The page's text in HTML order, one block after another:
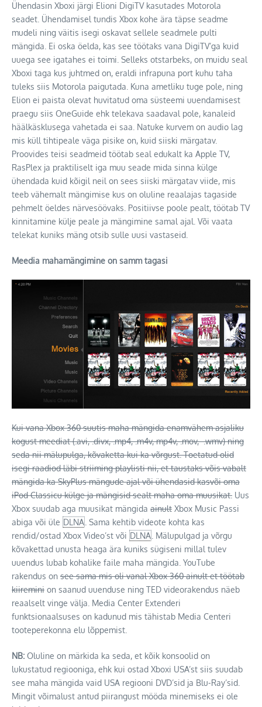
Ühendasin Xboxi järgi Elioni DigiTV kasutades Motorola
seadet. Ühendamisel tundis Xbox kohe ära täpse seadme
mudeli ning väitis isegi oskavat sellele seadmele pulti
mängida. Ei oska öelda, kas see töötaks vana DigiTV’ga kuid
uuega see igatahes ei toimi. Selleks otstarbeks, on muidu seal
Xboxi taga kus juhtmed on, eraldi infrapuna port kuhu taha
tuleks siis Motorola paigutada. Kuna ametliku tuge pole, ning
Elion ei paista olevat huvitatud oma süsteemi uuendamisest
praegu siis OneGuide ehk telekava saadaval pole, kanaleid
häälkäsklusega vahetada ei saa. Natuke kurvem on audio lag
mis küll tihtipeale väga pisike on, kuid siiski märgatav.
Proovides teisi seadmeid töötab seal edukalt ka Apple TV,
RasPlex ja praktiliselt iga muu seade mida sinna külge
ühendada kuid kõigil neil on sees siiski märgatav viide, mis
teeb vähemalt mängimise kus on oluline reaalajas tagaside
pehmelt öeldes närvesöövaks. Positiivse poole pealt, töötab TV
kinnitamine külje peale ja mängimine samal ajal. Või vaata
telekat kuniks mäng otsib sulle uusi vastaseid.
Meedia mahamängimine on samm tagasi
Kui vana Xbox 360 suutis maha mängida enamvähem asjaliku
kogust meediat (.avi, .divx, .mp4, .m4v, mp4v, .mov, .wmv) ning
seda nii mälupulga, kõvaketta kui ka võrgust. Toetatud olid
isegi raadiod läbi striiming playlisti nii, et taustaks võis vabalt
mängida ka SkyPlus mängude ajal või ühendasid kasvõi oma
iPod Classicu külge ja mängisid sealt maha oma muusikat. Uus
Xbox suudab aga muusikat mängida ainult Xbox Music Passi
abiga või üle DLNA . Sama kehtib videote kohta kas
rendid/ostad Xbox Video’st või DLNA . Mälupulgad ja võrgu
kõvakettad unusta heaga ära kuniks sügiseni millal tulev
uuendus lubab kohalike faile maha mängida. YouTube
rakendus on see sama mis oli vanal Xbox 360 ainult et töötab
kiiremini on saanud uuenduse ning TED videorakendus näeb
reaalselt vinge välja. Media Center Extenderi
funktsionaalsuses on kadunud mis tähistab Media Centeri
tooteperekonna elu lõppemist.
NB: Oluline on märkida ka seda, et kõik konsoolid on
lukustatud regiooniga, ehk kui ostad Xboxi USA’st siis suudab
see maha mängida vaid USA regiooni DVD’sid ja Blu-Ray’sid.
Mingit võimalust antud piirangust mööda minemiseks ei ole